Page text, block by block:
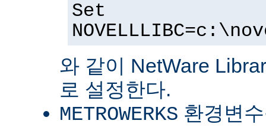
Set
와 같이 NetWare
로 설정한다.
METROWERKS 환경변